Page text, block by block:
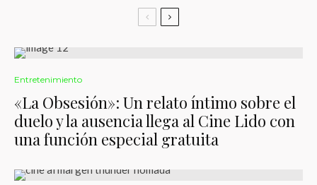
Entretenimiento
«La Obsesión»: Un relato íntimo sobre el
duelo y la ausencia llega al Cine Lido con
una función especial gratuita